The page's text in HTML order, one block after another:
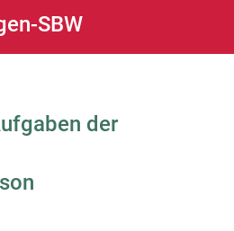
SBW
der